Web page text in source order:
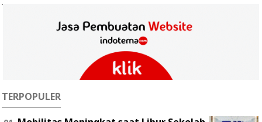
TERPOPULER